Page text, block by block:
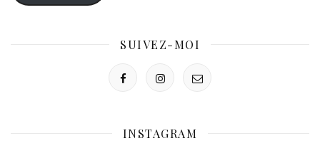
SUIVEZ-MOI
INSTAGRAM